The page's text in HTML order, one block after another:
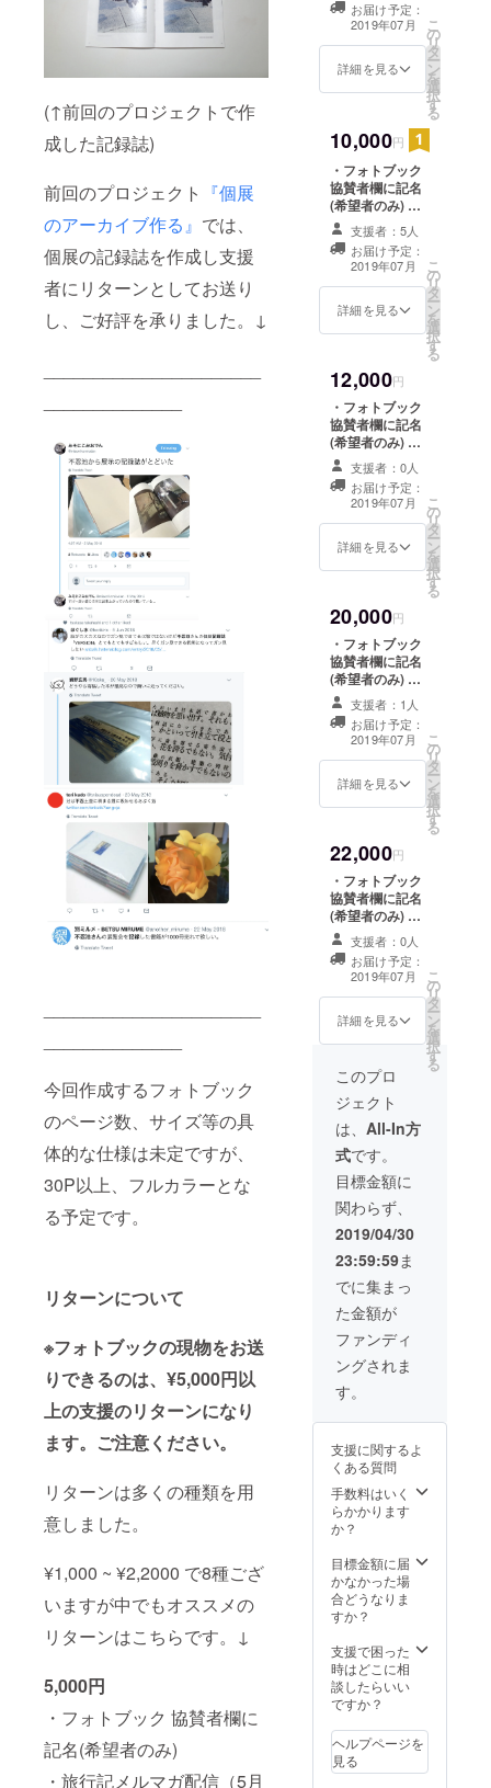
(↑前回のプロジェクトで作
成した記録誌)
前回のプロジェクト 『個展
のアーカイブ作る』 では、
個展の記録誌を作成し支援
者にリターンとしてお送り
し、ご好評を承りました。↓
今回作成するフォトブック
のページ数、サイズ等の具
体的な仕様は未定ですが、
30P以上、フルカラーとな
る予定です。
リターンについて
※フォトブックの現物をお送
りできるのは、¥5,000円以
上の支援のリターンになり
ます。ご注意ください。
リターンは多くの種類を用
意しました。
¥1,000 ~ ¥2,2000 で8種ござ
いますが中でもオススメの
リターンはこちらです。↓
5,000円
・フォトブック 協賛者欄に
記名(希望者のみ)
・旅行記メルマガ配信（5月
い場合はその旨
をご記入お願い
します。
日の3日間） ・
フォトブックに
は含まれない写
真作品データの
時、必ず備考欄
にご希望のお名
前をご記入くだ
さい。 記入のな
い場合は
CAMPFIREの
ユーザー名を掲
載いたします。
ご了承くださ
をご希望されな
い場合はその旨
お届け予定：
2019年07月
詳細を見る
こ
の
リ
タ
ー
ン
を
選
択
す
る
10,000円
・フォトブック
協賛者欄に記名
(希望者のみ) ・
旅行記メルマガ
配信（5月4日~6
日の3日間） ・
フォトブック ・
プリント写真作
品1点(A4判 /額
にご希望のお名
前をご記入くだ
さい。 記入のな
い場合は
CAMPFIREの
ユーザー名を掲
載いたします。
ご了承くださ
い。また、記名
をご希望されな
い場合はその旨
をご記入お願い
支援者：5人
お届け予定：
2019年07月
詳細を見る
こ
の
リ
タ
ー
ン
を
選
択
す
る
12,000円
・フォトブック
協賛者欄に記名
(希望者のみ) ・
旅行記メルマガ
配信（5月4日~6
日の3日間） ・
フォトブックに
は含まれない写
真作品データの
作品1点(A4判 /
額装なし/各作品
ED:10) ※支援
時、必ず備考欄
にご希望のお名
前をご記入くだ
さい。 記入のな
い場合は
CAMPFIREの
ユーザー名を掲
載いたします。
ご了承くださ
をご希望されな
い場合はその旨
をご記入お願い
します。
支援者：0人
お届け予定：
2019年07月
詳細を見る
こ
の
リ
タ
ー
ン
を
選
択
す
る
20,000円
・フォトブック
協賛者欄に記名
(希望者のみ) ・
旅行記メルマガ
配信（5月4日~6
日の3日間） ・
フォトブック ・
プリント写真作
品1点(A3判 /額
ED:2) ※支援時、
希望のお名前を
ご記入くださ
い。 記入のない
場合は
CAMPFIREの
ユーザー名を掲
載いたします。
ご了承くださ
い。また、記名
をご希望されな
い場合はその旨
をご記入お願い
支援者：1人
お届け予定：
2019年07月
詳細を見る
こ
の
リ
タ
ー
ン
を
選
択
す
る
22,000円
・フォトブック
協賛者欄に記名
(希望者のみ) ・
旅行記メルマガ
配信（5月4日~6
日の3日間） ・
フォトブックに
は含まれない写
真作品データの
・プリント写真
作品1点(A3判 /
額装なし/各作品
ED:2) ※支援時、
必ず備考欄にご
希望のお名前を
ご記入くださ
い。 記入のない
場合は
CAMPFIREの
載いたします。
ご了承くださ
い。また、記名
をご希望されな
い場合はその旨
をご記入お願い
します。
支援者：0人
お届け予定：
2019年07月
詳細を見る
こ
の
リ
タ
ー
ン
を
選
択
す
る
このプロ
ジェクト
は、 All-In方
式です。
目標金額に
関わらず、
2019/04/30
23:59:59ま
でに集まっ
た金額が
ファンディ
ングされま
す。
支援に関するよ
くある質問
手数料はいく
らかかります
か？
目標金額に届
かなかった場
合どうなりま
すか？
支援で困った
時はどこに相
談したらいい
ですか？
ヘルプページを
見る